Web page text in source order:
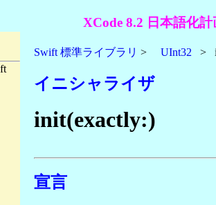
XCode 8.2 日本語化
Swift 標準ライブラリ > UInt32 >
イニシャライザ
init(exactly:)
宣言